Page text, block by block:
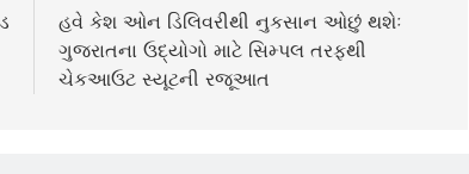
હવે કેશ ઓન ડિલિવરીથી નુકસાન ઓછું થશેઃ
ગુજરાતના ઉદ્યોગો માટે સિમ્પલ તરફથી
ચેકઆઉટ સ્યૂટની રજૂઆત